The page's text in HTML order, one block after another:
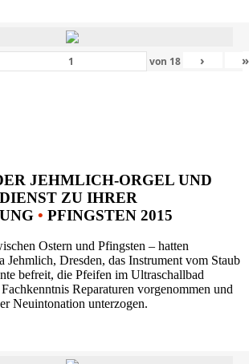
von 18 › »
JEHMLICH-ORGEL UND
ZU IHRER
• PFINGSTEN 2015
Ostern und Pfingsten – hatten
Jehmlich, Dresden, das Instrument vom Staub
befreit, die Pfeifen im Ultraschallbad
Reparaturen vorgenommen und
Neuintonation unterzogen.